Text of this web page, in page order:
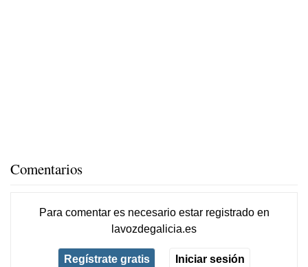
Comentarios
Para comentar es necesario estar registradoen
lavozdegalicia.es
Regístrate gratis Iniciar sesión